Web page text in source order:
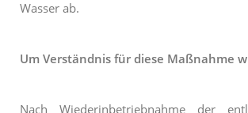
Wasser ab.
Um Verständnis für diese Maßnahme
Nach Wiederinbetriebnahme der